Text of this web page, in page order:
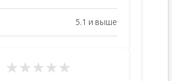
5.1 и выше
★★★★★